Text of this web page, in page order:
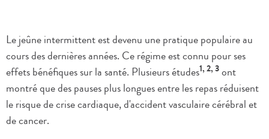
Le jeûne intermittent est devenu une pratique populaire au
cours des dernières années. Ce régime est connu pour ses
effets bénéfiques sur la santé. Plusieurs études1, 2, 3 ont
montré que des pauses plus longues entre les repas réduisent
le risque de crise cardiaque, d'accident vasculaire cérébral et
de cancer.